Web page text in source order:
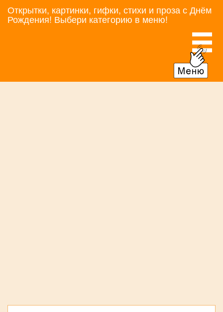
Открытки, картинки, гифки, стихи и проза с Днём
Рождения! Выбери категорию в меню!